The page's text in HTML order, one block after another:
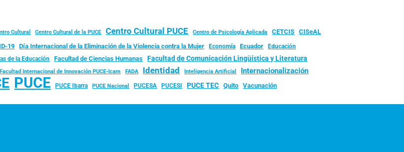
Cultural Centro Cultural de la PUCE Centro Cultural PUCE Centro de Psicología Aplicada CETCIS CISeAL
19 Día Internacional de la Eliminación de la Violencia contra la Mujer Economía Ecuador
Educación
de la Educación Facultad de Ciencias Humanas Facultad de Comunicación Lingüística y Literatura
Facultad Internacional de Innovación PUCE-Icam FADA Identidad Inteligencia Artificial Internacionalización
PUCE PUCE Ibarra PUCE Nacional PUCESA PUCESI PUCE TEC Quito Vacunación